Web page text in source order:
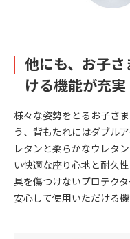
他にも、お子
ける機能が充実
様々な姿勢をとるお子さ
う、背もたれにはダブル
レタンと柔らかなウレタ
い快適な座り心地と耐久
具を傷つけないプロテク
安心して使用いただける機